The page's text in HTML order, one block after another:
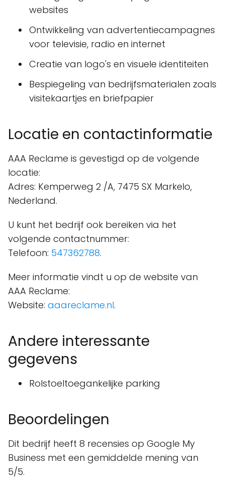
websites
Ontwikkeling van advertentiecampagnes
voor televisie, radio en internet
Creatie van logo's en visuele identiteiten
Bespiegeling van bedrijfsmaterialen zoals
visitekaartjes en briefpapier
Locatie en contactinformatie
AAA Reclame is gevestigd op de volgende
locatie:
Adres: Kemperweg 2 /A, 7475 SX Markelo,
Nederland.
U kunt het bedrijf ook bereiken via het
volgende contactnummer:
Telefoon: 547362788.
Meer informatie vindt u op de website van
AAA Reclame:
Website: aaareclame.nl.
Andere interessante
gegevens
Rolstoeltoegankelijke parking
Beoordelingen
Dit bedrijf heeft 8 recensies op Google My
Business met een gemiddelde mening van
5/5.